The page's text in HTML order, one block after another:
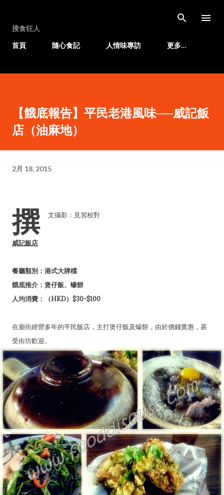
搜食狂人
首頁
隨心食記 人情味專訪 更多…
【餓底報告】平民老港風味──威記飯
店（油麻地）
2月 18, 2015
撰 文攝影：見習校對
威記飯店
餐廳類別：港式大牌檔
餓底推介：煲仔飯、蠔餅
人均消費：（HKD）$30-$100
在廟街經營多年的平民飯店，主打煲仔飯及蠔餅，由於價錢實惠，甚
受街坊歡迎。